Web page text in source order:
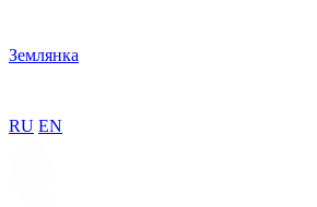
Землянка
RU EN